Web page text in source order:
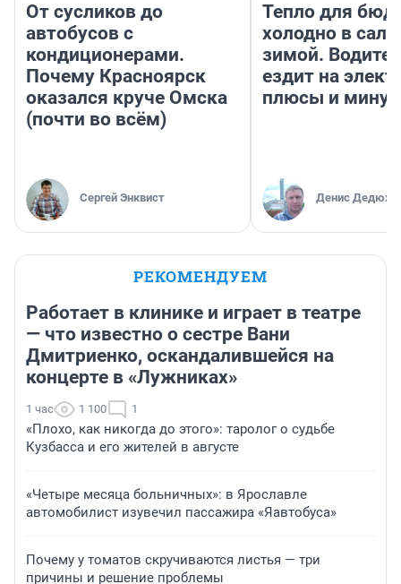
От сусликов до
автобусов с
кондиционерами.
Почему Красноярск
оказался круче Омска
(почти во всём)
Сергей Энквист
Тепло для
холодно в
зимой.
ездит на
плюсы и
Денис
РЕКОМЕНДУЕМ
Работает в клинике и играет в театре
— что известно о сестре Вани
Дмитриенко, оскандалившейся на
концерте в «Лужниках»
1 час 1 100 1
«Плохо, как никогда до этого»: таролог о судьбе
Кузбасса и его жителей в августе
«Четыре месяца больничных»: в Ярославле
автомобилист изувечил пассажира «Яавтобуса»
Почему у томатов скручиваются листья — три
причины и решение проблемы